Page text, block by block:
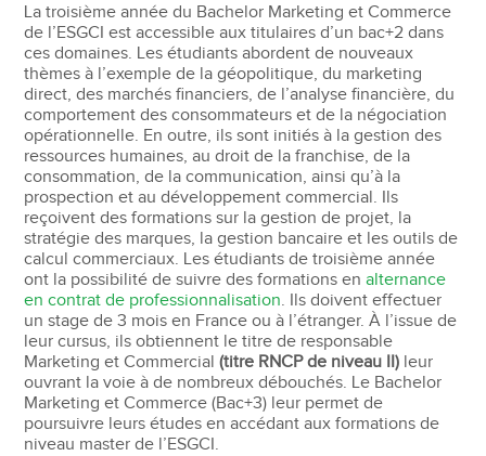
La troisième année du Bachelor Marketing et Commerce
de l’ESGCI est accessible aux titulaires d’un bac+2 dans
ces domaines. Les étudiants abordent de nouveaux
thèmes à l’exemple de la géopolitique, du marketing
direct, des marchés financiers, de l’analyse financière, du
comportement des consommateurs et de la négociation
opérationnelle. En outre, ils sont initiés à la gestion des
ressources humaines, au droit de la franchise, de la
consommation, de la communication, ainsi qu’à la
prospection et au développement commercial. Ils
reçoivent des formations sur la gestion de projet, la
stratégie des marques, la gestion bancaire et les outils de
calcul commerciaux. Les étudiants de troisième année
ont la possibilité de suivre des formations enalternance
en contrat de professionnalisation. Ils doivent effectuer
un stage de 3 mois en France ou à l’étranger. À l’issue de
leur cursus, ils obtiennent le titre de responsable
Marketing et Commercial(titre RNCP de niveau II) leur
ouvrant la voie à de nombreux débouchés. Le Bachelor
Marketing et Commerce (Bac+3) leur permet de
poursuivre leurs études en accédant aux formations de
niveau master de l’ESGCI.